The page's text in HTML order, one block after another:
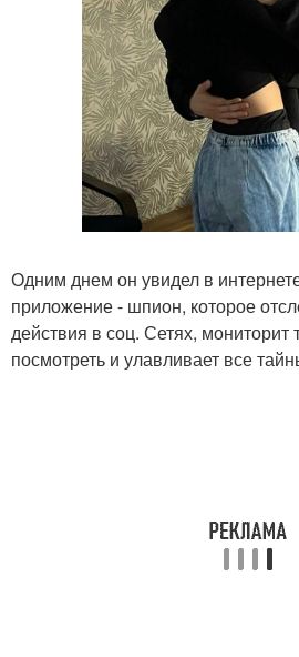
Одним днем он увидел в
приложение - шпион, которое
действия в соц. Сетях, мониторит
посмотреть и улавливает все